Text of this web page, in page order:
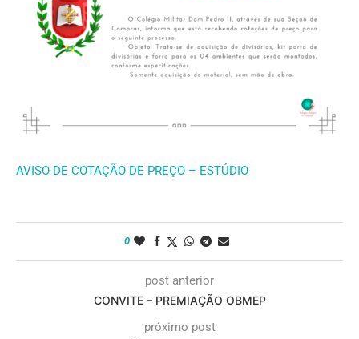
AVISO DE COTAÇÃO DE PREÇO – ESTÚDIO
0
post anterior
CONVITE – PREMIAÇÃO OBMEP
próximo post